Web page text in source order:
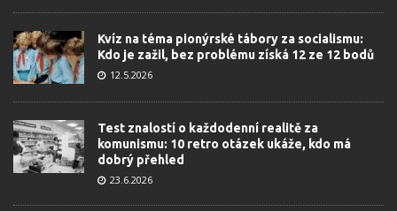
Kvíz na téma pionýrské tábory za socialismu:
Kdo je zažil, bez problému získá 12 ze 12 bodů
12.5.2026
Test znalostí o každodenní realitě za
komunismu: 10 retro otázek ukáže, kdo má
dobrý přehled
23.6.2026